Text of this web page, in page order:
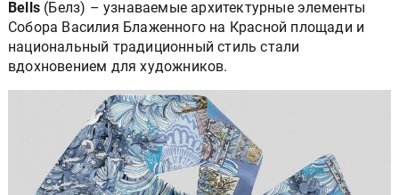
Bells (Белз) – узнаваемые архитектурные элементы
Собора Василия Блаженного на Красной площади и
национальный традиционный стиль стали
вдохновением для художников.